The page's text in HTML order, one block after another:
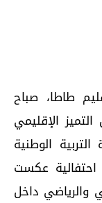
طاطا، صباح
حفل التميز الإقليمي
الوطنية
احتفالية عكست
والرياضي داخل